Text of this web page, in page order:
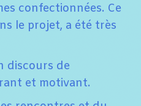
confectionnées. Ce
le projet, a été très
discours de
et motivant.